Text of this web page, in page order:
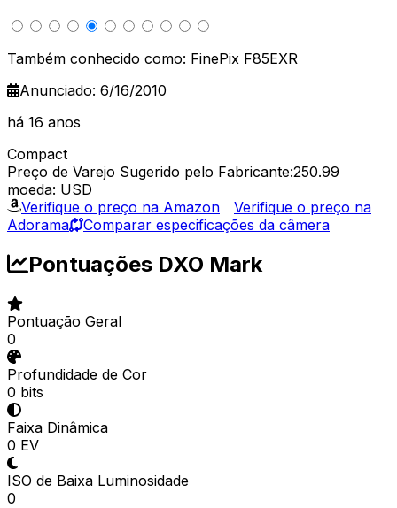
Também conhecido como: FinePix F85EXR
Anunciado: 6/16/2010
há 16 anos
Compact
Preço de Varejo Sugerido pelo Fabricante:250.99
moeda: USD
Verifique o preço na Amazon
Verifique o preço na
Adorama
Comparar especificações da câmera
Pontuações DXO Mark
Pontuação Geral
0
Profundidade de Cor
0 bits
Faixa Dinâmica
0 EV
ISO de Baixa Luminosidade
0